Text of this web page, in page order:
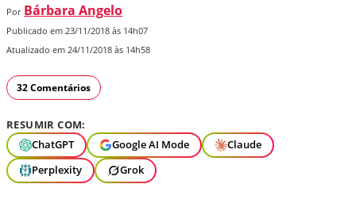
Por Bárbara Angelo
Publicado em 23/11/2018 às 14h07
Atualizado em 24/11/2018 às 14h58
32 Comentários
RESUMIR COM:
ChatGPT
Google AI Mode
Claude
Perplexity
Grok